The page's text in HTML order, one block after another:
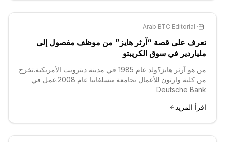
·
Arab BTC Editorial
تعرف على قصة “آرثر هايز” من موظف مفصول إلى
ملياردير في سوق الكريبتو
من هو آرثر هايز؟ولد عام 1985 في مدينة ديترويت الأمريكية.تخرج
من كلية وارتون للأعمال بجامعة بنسلفانيا عام 2008.عمل في
Deutsche Bank
اقرأ المزيد